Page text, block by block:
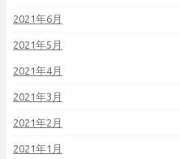
2021年6月
2021年5月
2021年4月
2021年3月
2021年2月
2021年1月